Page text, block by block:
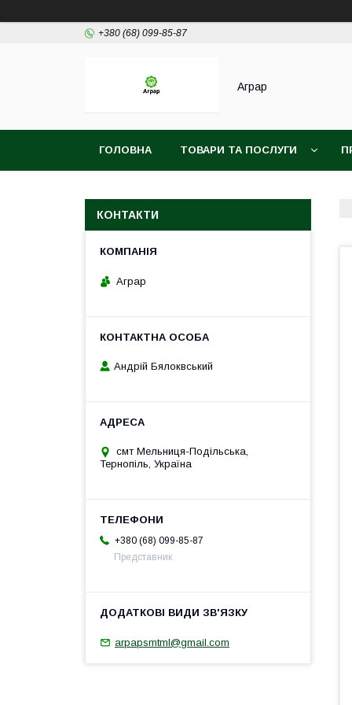
+380 (68) 099-85-87
Аграр
ГОЛОВНА ТОВАРИ ТА ПОСЛУГИ
КОНТАКТИ
Аграр
Андрій Бялоквський
смт Мельниця-Подільська,
Тернопіль, Україна
+380 (68) 099-85-87
Представник
arpapsmtml@gmail.com